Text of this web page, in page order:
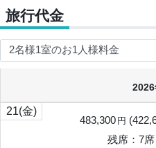
旅行代金
2026
21(金)
483,300 円 (
残席：7席